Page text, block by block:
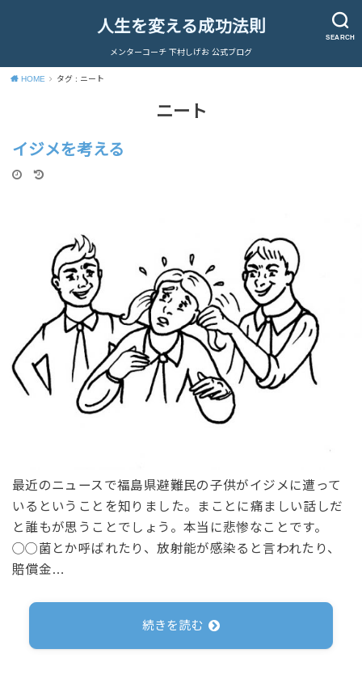
SEARCH
人生を変える成功法則
メンターコーチ 下村しげお 公式ブログ
HOME タグ : ニート
ニート
イジメを考える
最近のニュースで福島県避難民の子供がイジメに遭って
いるということを知りました。まことに痛ましい話しだ
と誰もが思うことでしょう。本当に悲惨なことです。
◯◯菌とか呼ばれたり、放射能が感染ると言われたり、
賠償金…
続きを読む